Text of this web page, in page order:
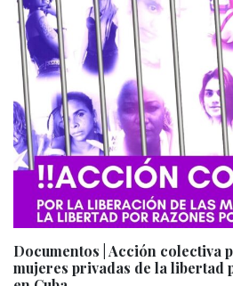
Documentos | Acción colectiva
mujeres privadas de la libertad